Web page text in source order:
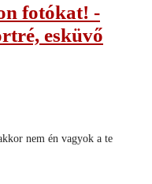
fotókat! -
esküvő
nem én vagyok a te